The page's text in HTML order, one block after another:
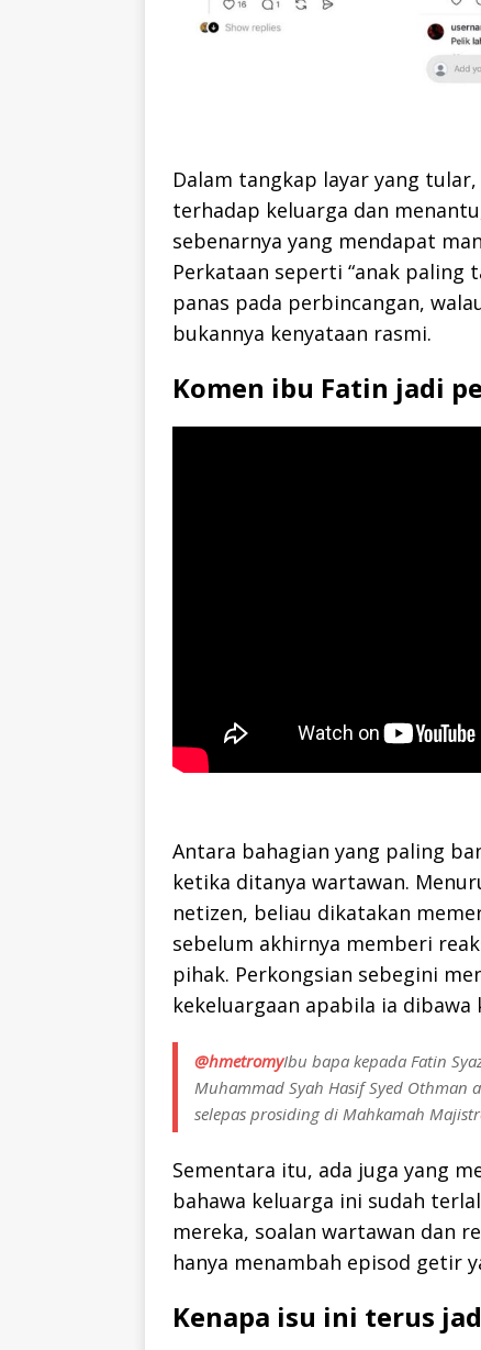
Dalam tangkap layar yang
terhadap keluarga dan
sebenarnya yang mendapat
Perkataan seperti “anak paling
panas pada perbincangan,
bukannya kenyataan rasmi.
Komen ibu Fatin jadi
Antara bahagian yang paling
ketika ditanya wartawan.
netizen, beliau dikatakan
sebelum akhirnya memberi
pihak. Perkongsian sebegini
kekeluargaan apabila ia
@hmetromyIbu bapa kepada Fatin
Muhammad Syah Hasif Syed Othman
selepas prosiding di Mahkamah
Sementara itu, ada juga yang
bahawa keluarga ini sudah
mereka, soalan wartawan dan
hanya menambah episod getir
Kenapa isu ini terus